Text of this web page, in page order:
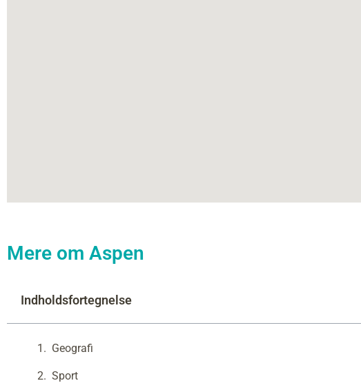
Mere om Aspen
Indholdsfortegnelse
Geografi
Sport